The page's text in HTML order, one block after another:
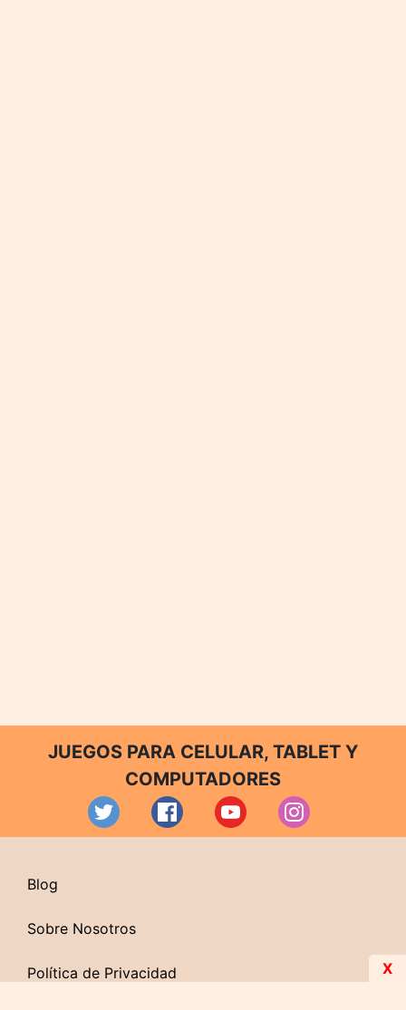
JUEGOS PARA CELULAR, TABLET Y
COMPUTADORES
Blog
Sobre Nosotros
Política de Privacidad X